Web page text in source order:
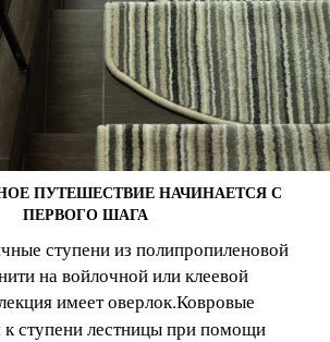
ПУТЕШЕСТВИЕ НАЧИНАЕТСЯ С
ПЕРВОГО ШАГА
ступени из полипропиленовой
на войлочной или клеевой
имеет оверлок.Ковровые
кступени лестницы при помощи